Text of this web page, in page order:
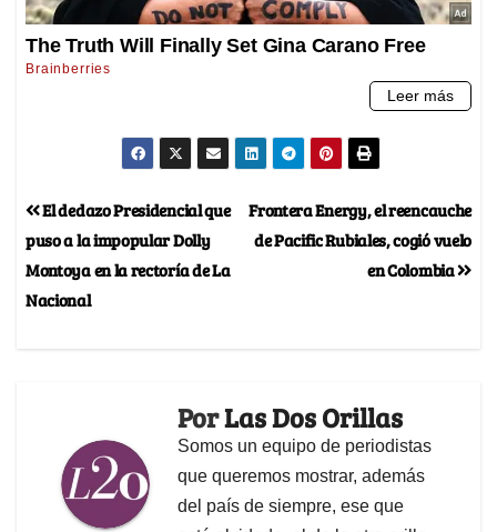
Frontera Energy, el reencauche
de Pacific Rubiales, cogió vuelo
en Colombia
El dedazo Presidencial que
puso a la impopular Dolly
Montoya en la rectoría de La
Nacional
PorLas Dos Orillas
Somos un equipo de periodistas
que queremos mostrar, además
del país de siempre, ese que